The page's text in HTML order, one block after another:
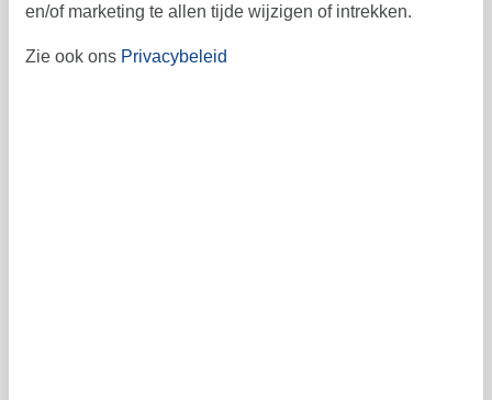
44
45 2 3 4
en/of marketing te allen tijde wijzigen of intrekken.
Zie ook ons Privacybeleid